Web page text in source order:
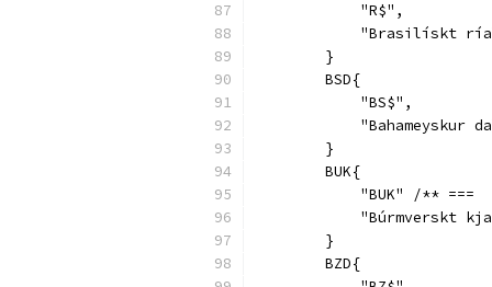
            "R$",
"Brasilískt
        }
        BSD{
            "BS$",
"Bahameyskur
        }
        BUK{
"BUK" /** ===
"Búrmverskt
        }
        BZD{